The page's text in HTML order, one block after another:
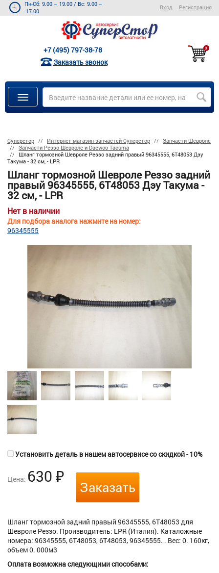
Пн-Сб: 9.00 – 19.00 / Вс: 9.00 –
17.00
Вход Регистрация
+7 (495) 797-38-78
Заказать звонок
0
Суперстор Интернет магазин запчастей Суперстор
Запчасти Шевроле
Запчасти Реззо Шевроле и Daewoo Tacuma
Шланг тормозной Шевроле Реззо задний правый 96345555, 6T48053 Дэу
Такума - 32 см, - LPR
Шланг тормозной Шевроле Реззо задний
правый 96345555, 6T48053 Дэу Такума -
32 см, - LPR
Нет в наличии
Для подбора аналога нажмите на номер:
96345555
Установить деталь в нашем автосервисе со скидкой - 10%
Цена: 630 ₽
Заказать
Шланг тормозной задний правый 96345555, 6T48053 для
Шевроле Реззо. Производитель: LPR (Италия). Каталожные
номера: 96345555, 6T48053, 6T48053, 96345555. . Вес: 0. 160кг,
объем 0. 000м3
Оплата возможна следующими способами: